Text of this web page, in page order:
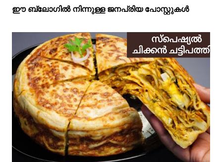
ഈ ബ്ലോഗിൽ നിന്നുള്ള ജനപ്രിയ പോസ്റ്റുകള്‍‌